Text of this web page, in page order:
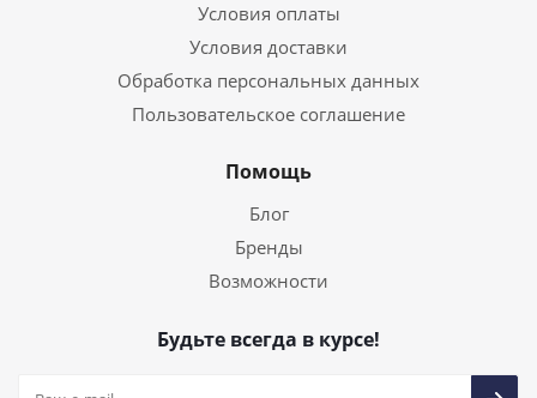
Условия оплаты
Условия доставки
Обработка персональных данных
Пользовательское соглашение
Помощь
Блог
Бренды
Возможности
Будьте всегда в курсе!